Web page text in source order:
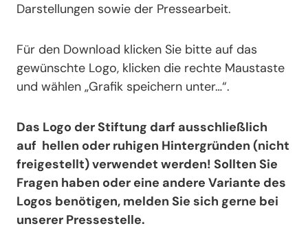
Darstellungen sowie der Pressearbeit.
Für den Download klicken Sie bitte auf das
gewünschte Logo, klicken die rechte Maustaste
und wählen „Grafik speichern unter…“.
Das Logo der Stiftung darf ausschließlich
auf hellen oder ruhigen Hintergründen (nicht
freigestellt) verwendet werden! Sollten Sie
Fragen haben oder eine andere Variante des
Logos benötigen, melden Sie sich gerne bei
unserer Pressestelle.